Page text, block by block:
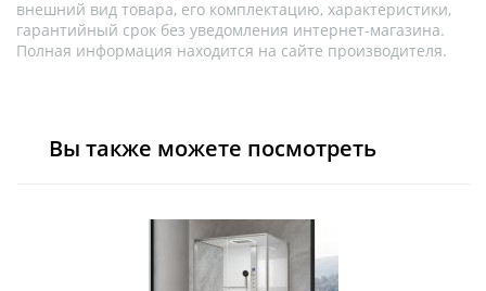
внешний вид товара, его комплектацию, характеристики,
гарантийный срок без уведомления интернет-магазина.
Полная информация находится на сайте производителя.
Вы также можете посмотреть